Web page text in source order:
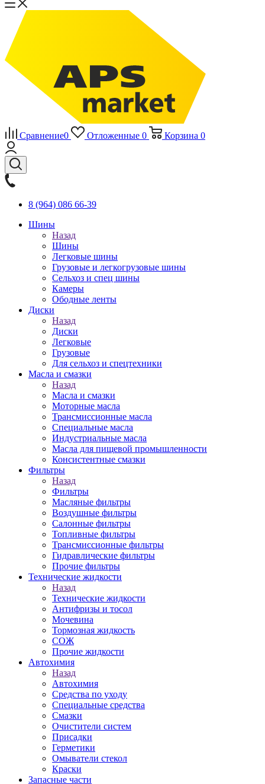
Сравнение0 Отложенные 0 Корзина 0
8 (964) 086 66-39
Шины
Назад
Шины
Легковые шины
Грузовые и легкогрузовые шины
Сельхоз и спец шины
Камеры
Ободные ленты
Диски
Назад
Диски
Легковые
Грузовые
Для сельхоз и спецтехники
Масла и смазки
Назад
Масла и смазки
Моторные масла
Трансмиссионные масла
Специальные масла
Индустриальные масла
Масла для пищевой промышленности
Консистентные смазки
Фильтры
Назад
Фильтры
Масляные фильтры
Воздушные фильтры
Салонные фильтры
Топливные фильтры
Трансмиссионные фильтры
Гидравлические фильтры
Прочие фильтры
Технические жидкости
Назад
Технические жидкости
Антифризы и тосол
Мочевина
Тормозная жидкость
СОЖ
Прочие жидкости
Автохимия
Назад
Автохимия
Средства по уходу
Специальные средства
Смазки
Очистители систем
Присадки
Герметики
Омыватели стекол
Краски
Запасные части